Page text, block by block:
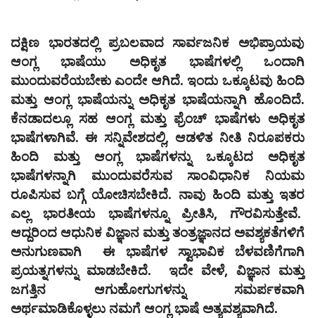
ದಕ್ಷಿಣ ಭಾರತದಲ್ಲಿ ಪ್ರಬಲವಾದ ಸಾರ್ವಜನಿಕ ಅಭಿಪ್ರಾಯವು
ಆಂಗ್ಲ ಭಾಷೆಯು ಅಧಿಕೃತ ಭಾಷೆಗಳಲ್ಲಿ ಒಂದಾಗಿ
ಮುಂದುವರೆಯಬೇಕು ಎಂದೇ ಆಗಿದೆ. ಇಂದು ಒಕ್ಕೂಟವು ಹಿಂದಿ
ಮತ್ತು ಆಂಗ್ಲ ಭಾಷೆಯನ್ನು ಅಧಿಕೃತ ಭಾಷೆಯನ್ನಾಗಿ ಹೊಂದಿದೆ.
ಕೆನಡಾದಲ್ಲೂ ಸಹ ಆಂಗ್ಲ ಮತ್ತು ಫ್ರೆಂಚ್‌ ಭಾಷೆಗಳು ಅಧಿಕೃತ
ಭಾಷೆಗಳಾಗಿವೆ. ಈ ಸನ್ನಿವೇಶದಲ್ಲಿ, ಆಡಳಿತ ನೀತಿ ನಿರೂಪಕರು
ಹಿಂದಿ ಮತ್ತು ಆಂಗ್ಲ ಭಾಷೆಗಳನ್ನು ಒಕ್ಕೂಟದ ಅಧಿಕೃತ
ಭಾಷೆಗಳನ್ನಾಗಿ ಮುಂದುವರೆಸುವ ಸಾಂವಿಧಾನಿಕ ನಿಯಮ
ರೂಪಿಸುವ ಬಗ್ಗೆ ಯೋಚಿಸಬೇಕಿದೆ. ನಾವು ಹಿಂದಿ ಮತ್ತು ಇತರ
ಎಲ್ಲ ಭಾರತೀಯ ಭಾಷೆಗಳನ್ನೂ ಪ್ರೀತಿಸಿ, ಗೌರವಿಸುತ್ತೇವೆ.
ಆದ್ದರಿಂದ ಆಧುನಿಕ ವಿಜ್ಞಾನ ಮತ್ತು ತಂತ್ರಜ್ಞಾನದ ಅವಶ್ಯಕತೆಗಳಿಗೆ
ಅನುಗುಣವಾಗಿ ಈ ಭಾಷೆಗಳ ಸ್ವಾಭಾವಿಕ ಬೆಳವಣಿಗೆಗಾಗಿ
ಪ್ರಯತ್ನಗಳನ್ನು ಮಾಡಬೇಕಿದೆ. ಇದೇ ವೇಳೆ, ವಿಜ್ಞಾನ ಮತ್ತು
ಜಗತ್ತಿನ ಆಗುಹೋಗುಗಳನ್ನು ಸಮರ್ಪಕವಾಗಿ
ಅರ್ಥಮಾಡಿಕೊಳ್ಳಲು ನಮಗೆ ಆಂಗ್ಲ ಭಾಷೆ ಅತ್ಯವಶ್ಯವಾಗಿದೆ.